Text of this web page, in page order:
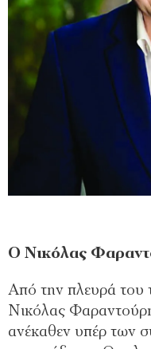
Ο Νικόλας
Από την πλευρά του
Νικόλας
ανέκαθεν υπέρ των